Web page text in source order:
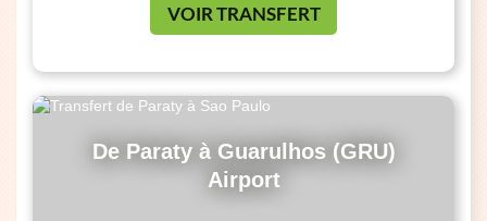
VOIR TRANSFERT
De Paraty à Guarulhos (GRU)
Airport